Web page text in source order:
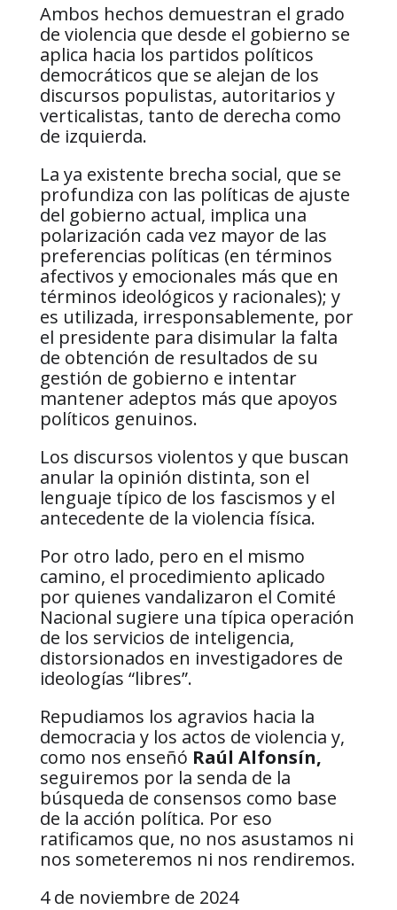
Ambos hechos demuestran el grado
de violencia que desde el gobierno se
aplica hacia los partidos políticos
democráticos que se alejan de los
discursos populistas, autoritarios y
verticalistas, tanto de derecha como
de izquierda.
La ya existente brecha social, que se
profundiza con las políticas de ajuste
del gobierno actual, implica una
polarización cada vez mayor de las
preferencias políticas (en términos
afectivos y emocionales más que en
términos ideológicos y racionales); y
es utilizada, irresponsablemente, por
el presidente para disimular la falta
de obtención de resultados de su
gestión de gobierno e intentar
mantener adeptos más que apoyos
políticos genuinos.
Los discursos violentos y que buscan
anular la opinión distinta, son el
lenguaje típico de los fascismos y el
antecedente de la violencia física.
Por otro lado, pero en el mismo
camino, el procedimiento aplicado
por quienes vandalizaron el Comité
Nacional sugiere una típica operación
de los servicios de inteligencia,
distorsionados en investigadores de
ideologías “libres”.
Repudiamos los agravios hacia la
democracia y los actos de violencia y,
como nos enseñó Raúl Alfonsín,
seguiremos por la senda de la
búsqueda de consensos como base
de la acción política. Por eso
ratificamos que, no nos asustamos ni
nos someteremos ni nos rendiremos.
4 de noviembre de 2024